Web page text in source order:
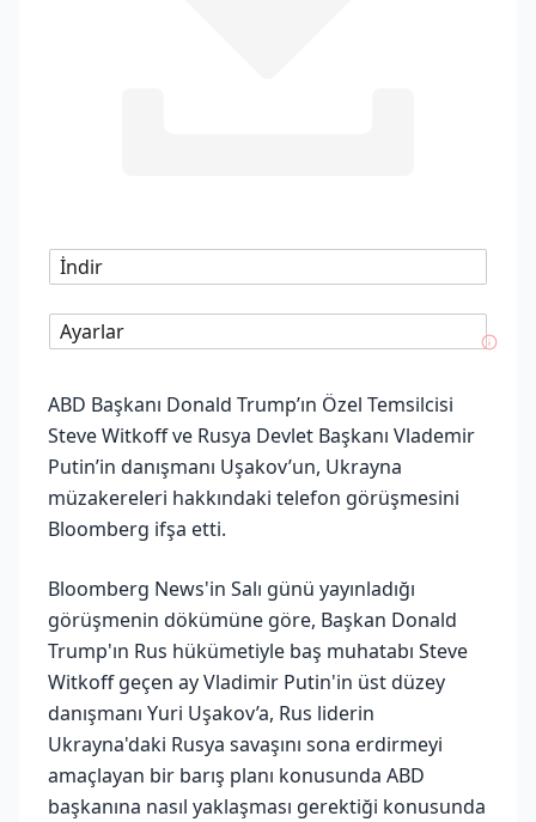
İndir
Ayarlar
ABD Başkanı Donald Trump’ın Özel Temsilcisi
Steve Witkoff ve Rusya Devlet Başkanı Vlademir
Putin’in danışmanı Uşakov’un, Ukrayna
müzakereleri hakkındaki telefon görüşmesini
Bloomberg ifşa etti.
Bloomberg News'in Salı günü yayınladığı
görüşmenin dökümüne göre, Başkan Donald
Trump'ın Rus hükümetiyle baş muhatabı Steve
Witkoff geçen ay Vladimir Putin'in üst düzey
danışmanı Yuri Uşakov’a, Rus liderin
Ukrayna'daki Rusya savaşını sona erdirmeyi
amaçlayan bir barış planı konusunda ABD
başkanına nasıl yaklaşması gerektiği konusunda